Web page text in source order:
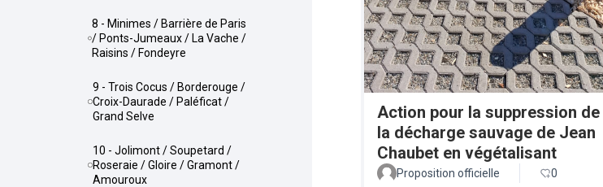
8 - Minimes / Barrière de Paris
/ Ponts-Jumeaux / La Vache /
Raisins / Fondeyre
9 - Trois Cocus / Borderouge /
Croix-Daurade / Paléficat /
Grand Selve
10 - Jolimont / Soupetard /
Roseraie / Gloire / Gramont /
Amouroux
Action pour la suppression de
la décharge sauvage de Jean
Chaubet en végétalisant
Proposition officielle 0